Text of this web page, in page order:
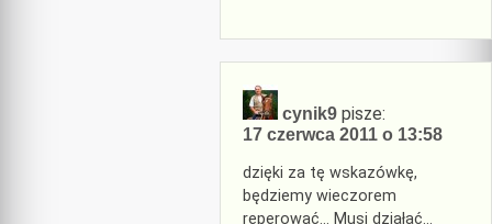
cynik9 pisze:
17 czerwca 2011 o 13:58
dzięki za tę wskazówkę,
będziemy wieczorem
reperować… Musi działać…